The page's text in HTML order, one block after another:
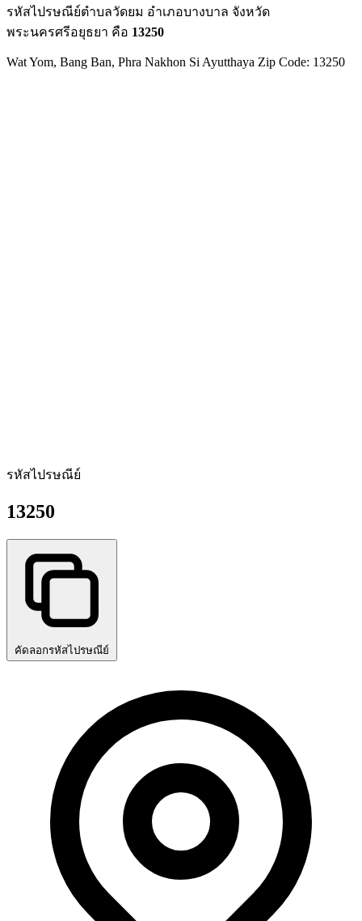
รหัสไปรษณีย์ตำบลวัดยม อำเภอบางบาล จังหวัด
พระนครศรีอยุธยา คือ 13250
Wat Yom, Bang Ban, Phra Nakhon Si Ayutthaya Zip Code: 13250
รหัสไปรษณีย์
13250
คัดลอกรหัสไปรษณีย์